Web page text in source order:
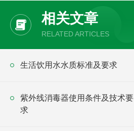
相关文章
RELATED ARTICLES
生活饮用水水质标准及要求
紫外线消毒器使用条件及技术要
求